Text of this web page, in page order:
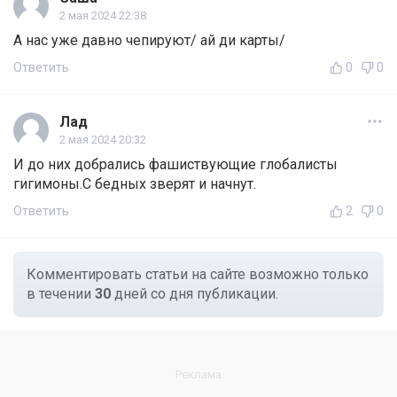
2 мая 2024 22:38
А нас уже давно чепируют/ ай ди карты/
Ответить 0 0
Лад
2 мая 2024 20:32
И до них добрались фашиствующие глобалисты
гигимоны.С бедных зверят и начнут.
Ответить 2 0
Комментировать статьи на сайте возможно только
в течении 30 дней со дня публикации.